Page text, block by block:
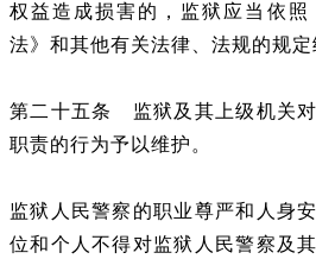
权益造成损害的，监狱应当依
法》和其他有关法律、法规的规定
第二十五条 监狱及其上级机关
职责的行为予以维护。
监狱人民警察的职业尊严和人身
位和个人不得对监狱人民警察及